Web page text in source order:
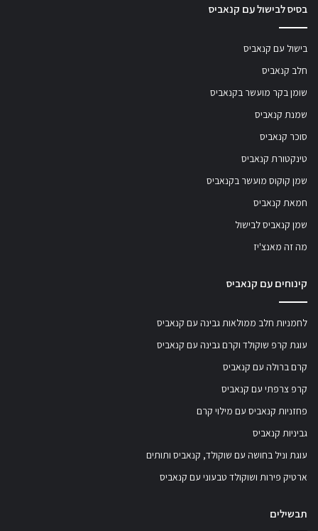
בסיס לבישול עם קנאביס
בישול עם קנאביס
חלב קנאביס
שומן בקר מועשר בקנאביס
שמנת קנאביס
סוכר קנאביס
טינקטורת קנאביס
שמן קוקוס מועשר בקנאביס
חמאת קנאביס
שמן קנאביס לבישול
מה זה מאנצ'יז
קינוחים עם קנאביס
לחמניות חלב ממולאות גבינה עם קנאביס
עוגת קרפ שוקולד וקרם גבינה עם קנאביס
קרם ברולה עם קנאביס
קרפ צרפתי עם קנאביס
פחזניות קנאביס עם מילוי קרם
גביניות קנאביס
עוגת וניל בחושה עם שוקולד, קנאביס ותותים
ארטיק פירות ושוקולד טבעוני עם קנאביס
תבשילים